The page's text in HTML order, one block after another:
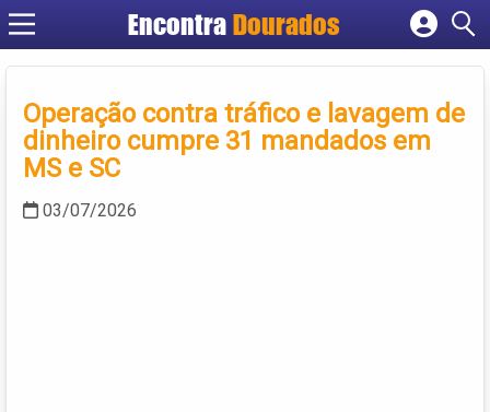
EncontraDourados
Cadastrar empresa
Criar conta
Operação contra tráfico e lavagem de
dinheiro cumpre 31 mandados em
MS e SC
03/07/2026